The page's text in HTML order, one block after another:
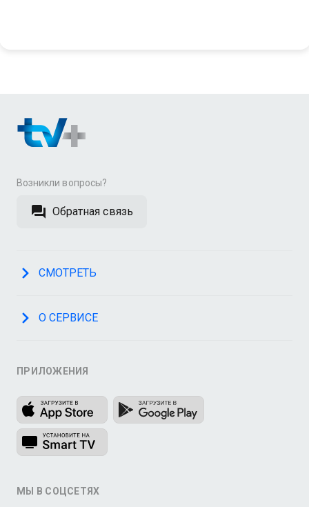
Возникли вопросы?
Обратная связь
СМОТРЕТЬ
О СЕРВИСЕ
ПРИЛОЖЕНИЯ
МЫ В СОЦСЕТЯХ